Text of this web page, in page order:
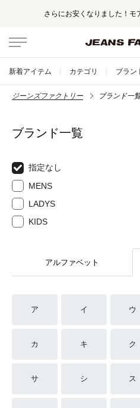
さらにお安くなりました！モ
新着アイテム カテゴリ ブラン
ジーンズファクトリー ブランド一
ブランド一覧
指定なし
MENS
LADYS
KIDS
アルファベット
ア イ ウ
カ キ ク
サ シ ス